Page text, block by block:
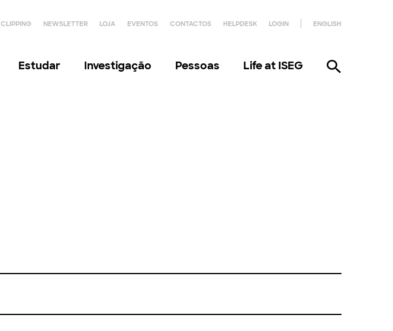
CLIPPING NEWSLETTER LOJA EVENTOS CONTACTOS HELPDESK LOGIN ENGLISH
Estudar Investigação Pessoas Life at ISEG